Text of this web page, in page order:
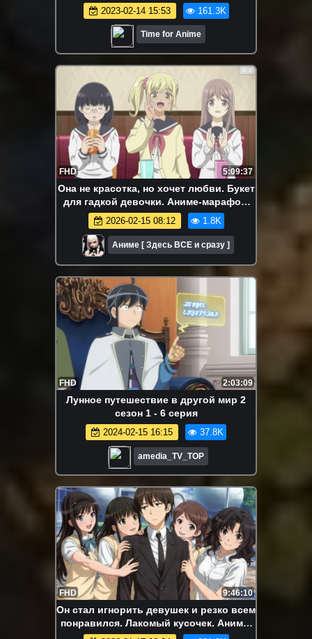
2023-02-14 15:53 161.3K
Time for Anime
FHD 5:09:37
Она не красотка, но хочет любви. Букет
для гадкой девочки. Аниме-марафон.
Все серии подряд.
2026-02-15 08:12 1.8K
Аниме [ Здесь ВСЕ и сразу ]
FHD 2:03:09
Лунное путешествие в другой мир 2
сезон 1 - 6 серия
2024-02-15 16:15 37.8K
amedia_TV_TOP
FHD 9:46:10
Он стал игнорить девушек и резко всем
понравился. Лакомый кусочек. Аниме-
марафон. Все серии подряд.